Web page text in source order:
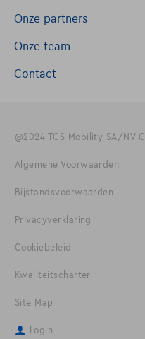
Onze partners
Onze team
Contact
@2024 TCS Mobility SA/NV
Algemene Voorwaarden
Bijstandsvoorwaarden
Privacyverklaring
Cookiebeleid
Kwaliteitscharter
Site Map
Login